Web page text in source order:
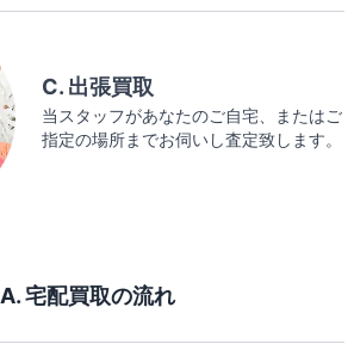
C. 出張買取
当スタッフがあなたのご自宅、またはご
指定の場所までお伺いし査定致します。
A. 宅配買取の流れ